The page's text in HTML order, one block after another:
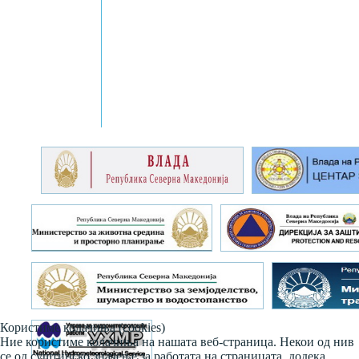
Користиме колачиња (cookies)
Ние користиме колачиња на нашата веб-страница. Некои од нив
се од суштинско значење за работата на страницата, додека